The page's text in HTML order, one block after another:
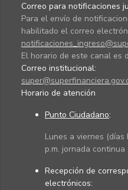
Correo para notificaciones
Para el envío de
habilitado el correo
El horario de este canal es
Correo institucional:
Horario de atención
Punto Ciudadano:
Lunes a viernes (días
p.m. jornada continua
Recepción de
electrónicos: